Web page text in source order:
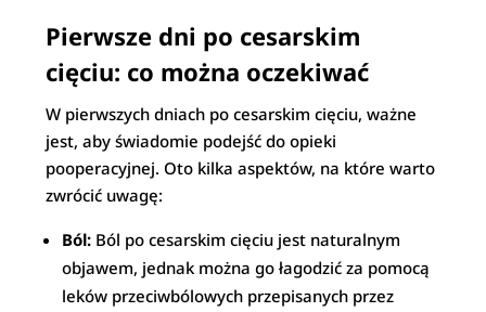
Pierwsze dni po cesarskim
cięciu: co można oczekiwać
W pierwszych dniach po cesarskim cięciu, ważne
jest, aby świadomie podejść do opieki
pooperacyjnej. Oto kilka aspektów, na które warto
zwrócić uwagę:
Ból: Ból po cesarskim cięciu jest naturalnym
objawem, jednak można go łagodzić za pomocą
leków przeciwbólowych przepisanych przez